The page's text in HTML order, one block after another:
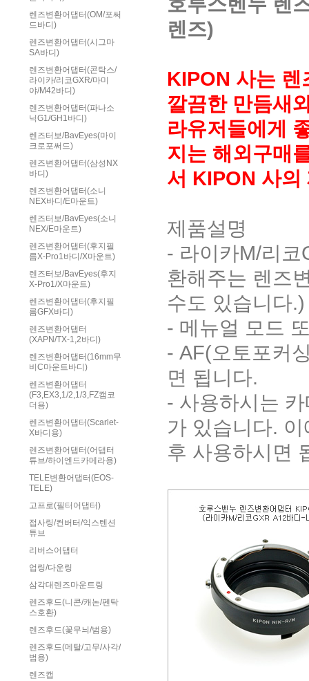
렌즈변환어댑터(OM/포써
드바디)
렌즈변환어댑터(시그마
SA바디)
렌즈변환어댑터(콘탁스/
라이카/리코GXR/마미
야/M42바디)
렌즈변환어댑터(파나소
닉G1/GH1바디)
렌즈터보/BavEyes(마이
크로포써드)
렌즈변환어댑터(삼성NX
바디)
렌즈변환어댑터(소니
NEX바디/E마운트)
렌즈터보/BavEyes(소니
NEX/E마운트)
렌즈변환어댑터(후지필
름X-Pro1바디/X마운트)
렌즈터보/BavEyes(후지
X-Pro1/X마운트)
렌즈변환어댑터(후지필
름GFX바디)
렌즈변환어댑터
(XAPN/TX-1,2바디)
렌즈변환어댑터(16mm무
비C마운트바디)
렌즈변환어댑터
(F3,EX3,1/2,1/3,FZ캠코
더용)
렌즈변환어댑터(Scarlet-
X바디용)
렌즈변환어댑터(어댑터
튜브/하이엔드카메라용)
TELE변환어댑터(EOS-
TELE)
고프로(필터어댑터)
접사링/컨버터/익스텐션
튜브
리버스어댑터
업링/다운링
삼각대렌즈마운트링
렌즈후드(니콘/캐논/펜탁
스호환)
렌즈후드(꽃무늬/범용)
렌즈후드(메탈/고무/사각/
범용)
렌즈캡
렌즈)
KIPON 사는
깔끔한 만듬새
라유저들에게
지는 해외구매
서 KIPON 사의
제품설명
- 라이카M/리코
환해주는 렌즈
수도 있습니다.)
- 메뉴얼 모드
- AF(오토포커
면 됩니다.
- 사용하시는
가 있습니다.
후 사용하시면